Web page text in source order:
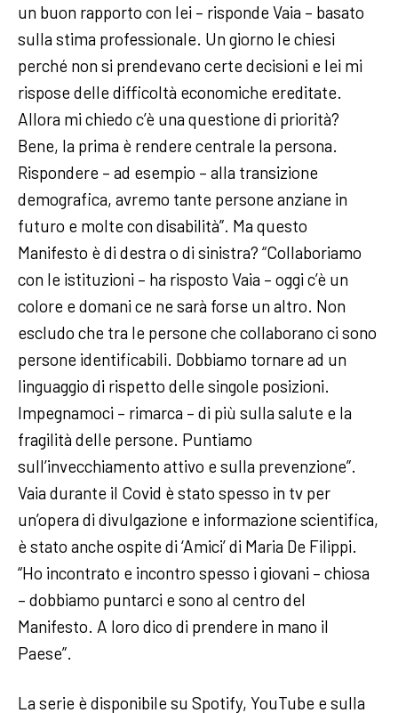
un buon rapporto con lei – risponde Vaia – basato
sulla stima professionale. Un giorno le chiesi
perché non si prendevano certe decisioni e lei mi
rispose delle difficoltà economiche ereditate.
Allora mi chiedo c’è una questione di priorità?
Bene, la prima è rendere centrale la persona.
Rispondere – ad esempio – alla transizione
demografica, avremo tante persone anziane in
futuro e molte con disabilità”. Ma questo
Manifesto è di destra o di sinistra? “Collaboriamo
con le istituzioni – ha risposto Vaia – oggi c’è un
colore e domani ce ne sarà forse un altro. Non
escludo che tra le persone che collaborano ci sono
persone identificabili. Dobbiamo tornare ad un
linguaggio di rispetto delle singole posizioni.
Impegnamoci – rimarca – di più sulla salute e la
fragilità delle persone. Puntiamo
sull’invecchiamento attivo e sulla prevenzione”.
Vaia durante il Covid è stato spesso in tv per
un’opera di divulgazione e informazione scientifica,
è stato anche ospite di ‘Amici’ di Maria De Filippi.
“Ho incontrato e incontro spesso i giovani – chiosa
– dobbiamo puntarci e sono al centro del
Manifesto. A loro dico di prendere in mano il
Paese”.
La serie è disponibile su Spotify, YouTube e sulla